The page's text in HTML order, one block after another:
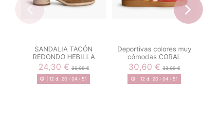
SANDALIA TACÓN
REDONDO HEBILLA
24,30 €26,99 €
12 d. 20 :04 : 51
Deportivas colores muy
cómodas CORAL
30,60 €33,99 €
12 d. 20: 04: 51